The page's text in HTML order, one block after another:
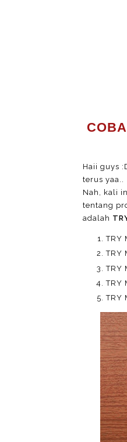
Haii guys
terus yaa..
Nah, kali
tentang
adalah
TRY
TRY
TRY
TRY
TRY